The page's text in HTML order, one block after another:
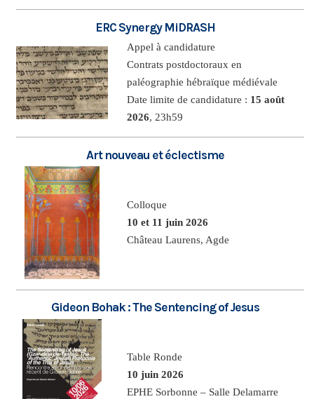
ERC Synergy MiDRASH
Appel à candidature
Contrats postdoctoraux en
paléographie hébraïque médiévale
Date limite de candidature : 15 août
2026, 23h59
Art nouveau et éclectisme
Colloque
10 et 11 juin 2026
Château Laurens, Agde
Gideon Bohak : The Sentencing of Jesus
Table Ronde
10 juin 2026
EPHE Sorbonne – Salle Delamarre